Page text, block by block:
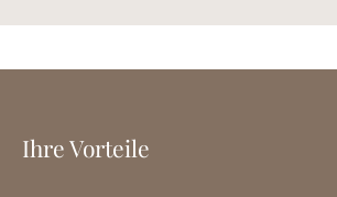
Ihre Vorteile